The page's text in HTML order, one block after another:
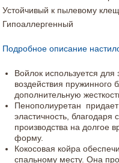
Устойчивый к пылевому
Гипоаллергенный
Подробное описание
Войлок используется
воздействия пружинного
дополнительную
Пенополиуретан
эластичность,
производства на долгое
форму.
Кокосовая койра
спальному месту. Она